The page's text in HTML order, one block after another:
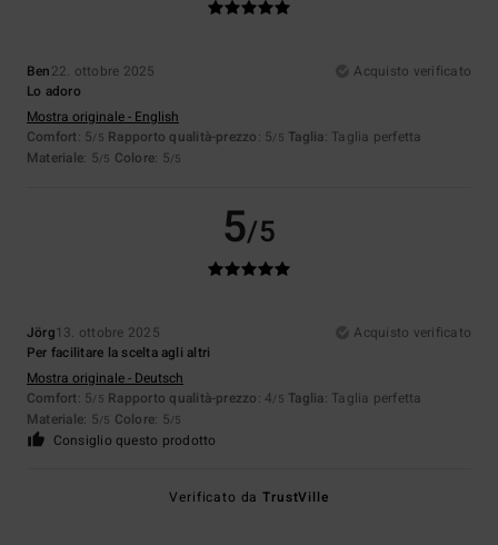
Ben22. ottobre 2025
Acquisto verificato
Lo adoro
Mostra originale - English
Comfort: 5/5 Rapporto qualità-prezzo: 5/5 Taglia: Taglia perfetta
Materiale: 5/5 Colore: 5/5
5/5
Jörg13. ottobre 2025
Acquisto verificato
Per facilitare la scelta agli altri
Mostra originale - Deutsch
Comfort: 5/5 Rapporto qualità-prezzo: 4/5 Taglia: Taglia perfetta
Materiale: 5/5 Colore: 5/5
Consiglio questo prodotto
Verificato daTrustVille